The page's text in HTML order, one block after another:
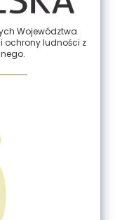
Województwa
ochrony ludności z